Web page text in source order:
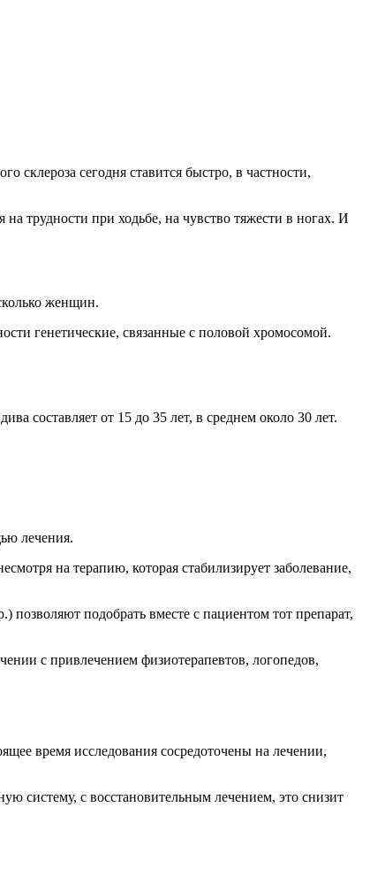
склероза сегодня ставится быстро, в частности,
трудности при ходьбе, на чувство тяжести в ногах. И
женщин.
генетические, связанные с половой хромосомой.
составляет от 15 до 35 лет, в среднем около 30 лет.
лечения.
на терапию, которая стабилизирует заболевание,
подобрать вместе с пациентом тот препарат,
с привлечением физиотерапевтов, логопедов,
время исследования сосредоточены на лечении,
систему, с восстановительным лечением, это снизит